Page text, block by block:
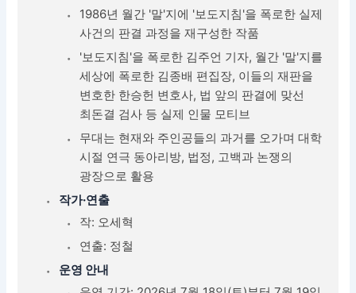
1986년 월간 '말'지에 '보도지침'을 폭로한 실제
사건의 판결 과정을 재구성한 작품
'보도지침'을 폭로한 김주언 기자, 월간 '말'지를
세상에 폭로한 김종배 편집장, 이들의 재판을
변호한 한승헌 변호사, 법 앞의 판결에 맞선
최돈결 검사 등 실제 인물 모티브
무대는 현재와 주인공들의 과거를 오가며 대학
시절 연극 동아리방, 법정, 고백과 논쟁의
광장으로 활용
작가·연출
작: 오세혁
연출: 정철
운영 안내